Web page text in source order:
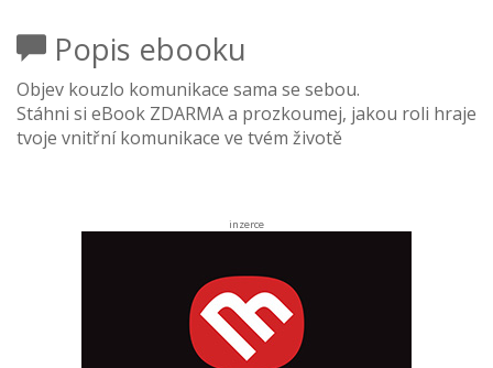
Popis ebooku
Objev kouzlo komunikace sama se sebou.
Stáhni si eBook ZDARMA a prozkoumej, jakou roli hraje
tvoje vnitřní komunikace ve tvém životě
inzerce